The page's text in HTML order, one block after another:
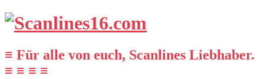
≡ Für alle von euch, Scanlines Liebhaber.
≡ ≡ ≡ ≡